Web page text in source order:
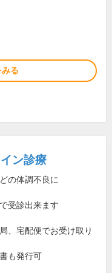
る
ン診療
の体調不良に
受診出来ます
、宅配便でお受け取り
も発行可